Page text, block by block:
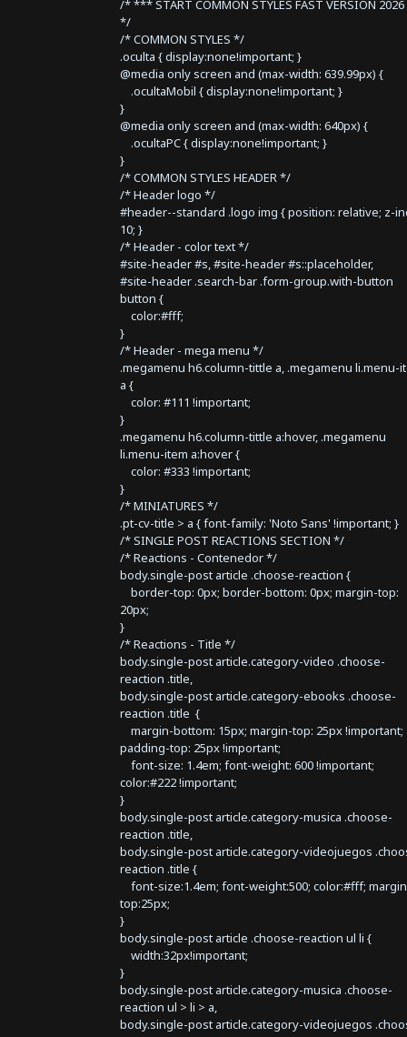
/* *** START COMMON STYLES FAST VERSION
*/
/* COMMON STYLES */
.oculta { display:none!important; }
@media only screen and (max-width: 639.99px) {
.ocultaMobil { display:none!important; }
}
@media only screen and (max-width: 640px) {
.ocultaPC { display:none!important; }
}
/* COMMON STYLES HEADER */
/* Header logo */
#header--standard .logo img { position: relative; z-
10; }
/* Header - color text */
#site-header #s, #site-header #s::placeholder,
#site-header .search-bar .form-group.with-button
button {
color:#fff;
}
/* Header - mega menu */
.megamenu h6.column-tittle a, .megamenu li.menu-
a {
color: #111 !important;
}
.megamenu h6.column-tittle a:hover, .megamenu
li.menu-item a:hover {
color: #333 !important;
}
/* MINIATURES */
.pt-cv-title > a { font-family: 'Noto Sans' !important; }
/* SINGLE POST REACTIONS SECTION */
/* Reactions - Contenedor */
body.single-post article .choose-reaction {
border-top: 0px; border-bottom: 0px; margin-top:
20px;
}
/* Reactions - Title */
body.single-post article.category-video .choose-
reaction .title,
body.single-post article.category-ebooks .choose-
reaction .title {
margin-bottom: 15px; margin-top: 25px !important;
padding-top: 25px !important;
font-size: 1.4em; font-weight: 600 !important;
color:#222 !important;
}
body.single-post article.category-musica .choose-
reaction .title,
body.single-post article.category-videojuegos
reaction .title {
font-size:1.4em; font-weight:500; color:#fff;
top:25px;
}
body.single-post article .choose-reaction ul li {
width:32px!important;
}
body.single-post article.category-musica .choose-
reaction ul > li > a,
body.single-post article.category-videojuegos